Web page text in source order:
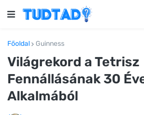
Főoldal Guinness
Világrekord a Tetrisz
Fennállásának 30
Alkalmából